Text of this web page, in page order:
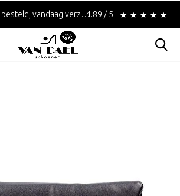
vandaag verzonden! Betaal achteraf met
4.89 / 5